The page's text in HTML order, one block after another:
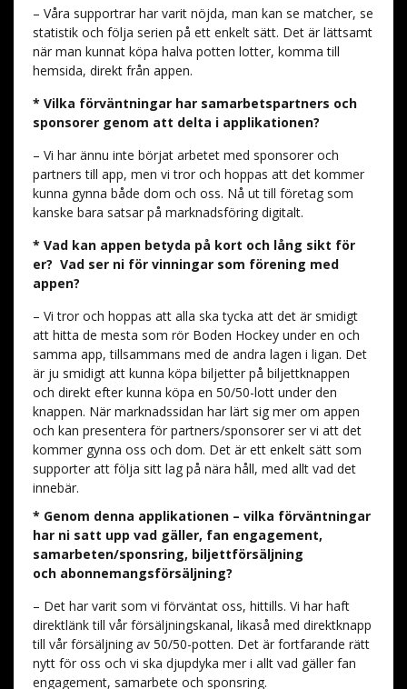
– Våra supportrar har varit nöjda, man kan se matcher, se
statistik och följa serien på ett enkelt sätt. Det är lättsamt
när man kunnat köpa halva potten lotter, komma till
hemsida, direkt från appen.
* Vilka förväntningar har samarbetspartners och
sponsorer genom att delta i applikationen?
– Vi har ännu inte börjat arbetet med sponsorer och
partners till app, men vi tror och hoppas att det kommer
kunna gynna både dom och oss. Nå ut till företag som
kanske bara satsar på marknadsföring digitalt.
* Vad kan appen betyda på kort och lång sikt för
er? Vad ser ni för vinningar som förening med
appen?
– Vi tror och hoppas att alla ska tycka att det är smidigt
att hitta de mesta som rör Boden Hockey under en och
samma app, tillsammans med de andra lagen i ligan. Det
är ju smidigt att kunna köpa biljetter på biljettknappen
och direkt efter kunna köpa en 50/50-lott under den
knappen. När marknadssidan har lärt sig mer om appen
och kan presentera för partners/sponsorer ser vi att det
kommer gynna oss och dom. Det är ett enkelt sätt som
supporter att följa sitt lag på nära håll, med allt vad det
innebär.
* Genom denna applikationen – vilka förväntningar
har ni satt upp vad gäller, fan engagement,
samarbeten/sponsring, biljettförsäljning
och abonnemangsförsäljning?
– Det har varit som vi förväntat oss, hittills. Vi har haft
direktlänk till vår försäljningskanal, likaså med direktknapp
till vår försäljning av 50/50-potten. Det är fortfarande rätt
nytt för oss och vi ska djupdyka mer i allt vad gäller fan
engagement, samarbete och sponsring.